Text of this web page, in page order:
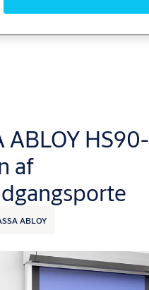
ABLOY HS90-
af
ABLOY